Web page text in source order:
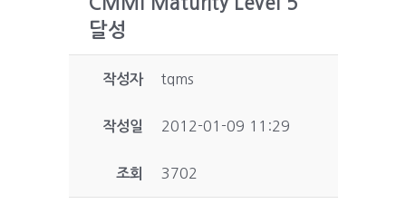
달성
작성자 tqms
작성일 2012-01-09 11:29
조회 3702